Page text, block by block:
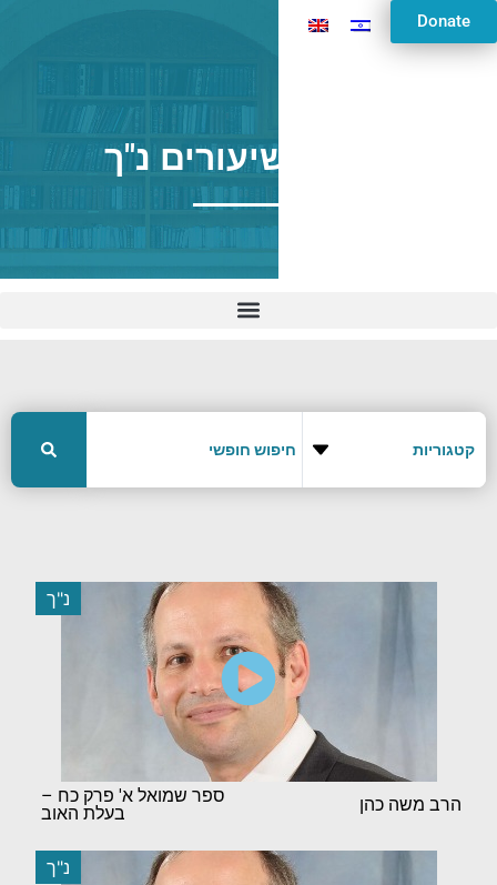
Donate
ארכיון שיעורים נ"ך
נ"ך
הרב משה כהן
ספר שמואל א' פרק כח –
בעלת האוב
נ"ך